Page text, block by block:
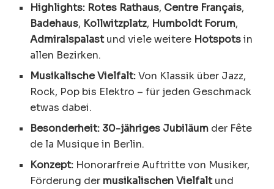
Highlights: Rotes Rathaus, Centre Français,
Badehaus, Kollwitzplatz, Humboldt Forum,
Admiralspalastund viele weitere Hotspotsin
allen Bezirken.
Musikalische Vielfalt:Von Klassik über Jazz,
Rock, Pop bis Elektro – für jeden Geschmack
etwas dabei.
Besonderheit: 30-jähriges Jubiläum der Fête
de la Musique in Berlin.
Konzept: Honorarfreie Auftritte von Musiker,
Förderung der musikalischen Vielfaltund